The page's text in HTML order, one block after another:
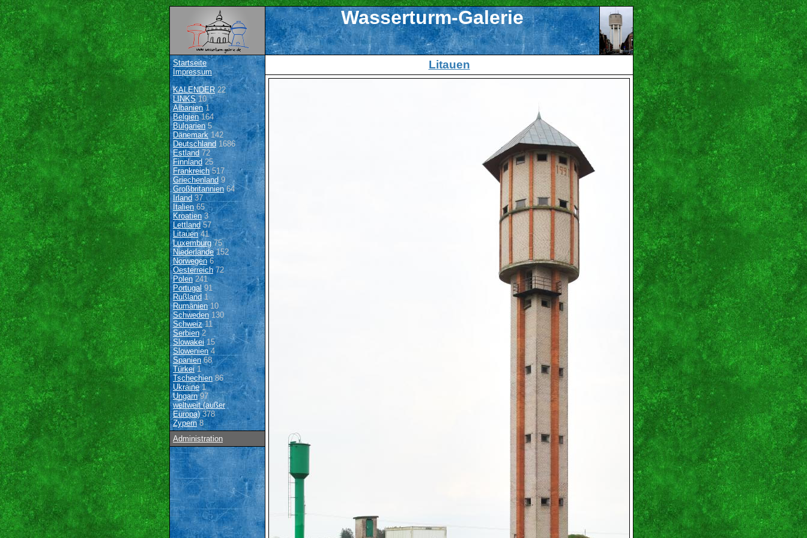
Wasserturm-Galerie
Startseite
Impressum
KALENDER22
LINKS10
Albanien1
Belgien164
Bulgarien 5
Dänemark142
Deutschland 1686
Estland 72
Finnland 25
Frankreich517
Griechenland9
Großbritannien64
Irland 37
Italien65
Kroatien3
Lettland57
Litauen41
Luxemburg 75
Niederlande152
Norwegen6
Oesterreich72
Polen 241
Portugal91
Rußland 1
Rumänien10
Schweden 130
Schweiz11
Serbien2
Slowakei15
Slowenien4
Spanien68
Türkei1
Tschechien 86
Ukraine1
Ungarn97
weltweit (außer
Europa)378
Zypern8
Administration
Litauen